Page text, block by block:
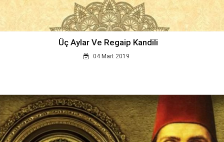
Üç Aylar Ve Regaip Kandili
04 Mart 2019